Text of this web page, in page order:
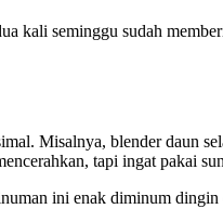
kali seminggu sudah
Misalnya, blender daun
tapi ingat pakai
ini enak diminum dingin